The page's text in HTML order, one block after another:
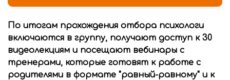
По итогам прохождения отбора психологи
включаются в группу, получают доступ к 30
видеолекциям и посещают вебинары с
тренерами, которые готовят к работе с
родителями в формате "равный-равному" и к